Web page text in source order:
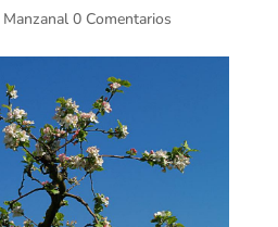
Manzanal 0 Comentarios